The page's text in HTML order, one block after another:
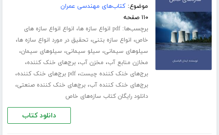
موضوع:کتاب‌های مهندسی عمران
۱۱۰ صفحه
برچسب‌ها:pdf انواع سازه ها ، انواع انواع سازه های
خاص، انواع سازه بتنی، تحقیق در مورد انواع سازه ها،
سیلوهای سیمانی، سیلو سیمانی، سیلوهای سیمان،
مخازن منابع آب، مخزن آب،برج‌های خنک کننده،
برج‌های خنک کننده چیست،pdf برج‌های خنک کننده ،
برج‌های خنک کننده آب،برج‌های خنک کننده صنعتی،
دانلود رایگان کتاب سازه‌های خاص
دانلود کتاب